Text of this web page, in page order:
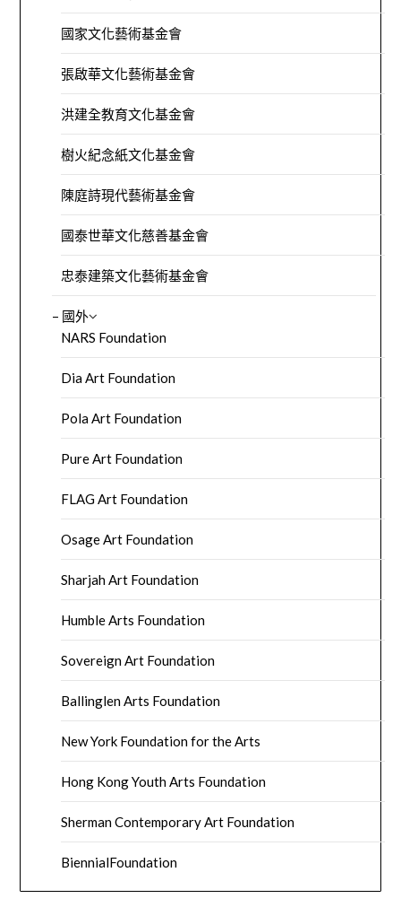
國家文化藝術基金會
張啟華文化藝術基金會
洪建全教育文化基金會
樹火紀念紙文化基金會
陳庭詩現代藝術基金會
國泰世華文化慈善基金會
忠泰建築文化藝術基金會
– 國外
NARS Foundation
Dia Art Foundation
Pola Art Foundation
Pure Art Foundation
FLAG Art Foundation
Osage Art Foundation
Sharjah Art Foundation
Humble Arts Foundation
Sovereign Art Foundation
Ballinglen Arts Foundation
New York Foundation for the Arts
Hong Kong Youth Arts Foundation
Sherman Contemporary Art Foundation
BiennialFoundation